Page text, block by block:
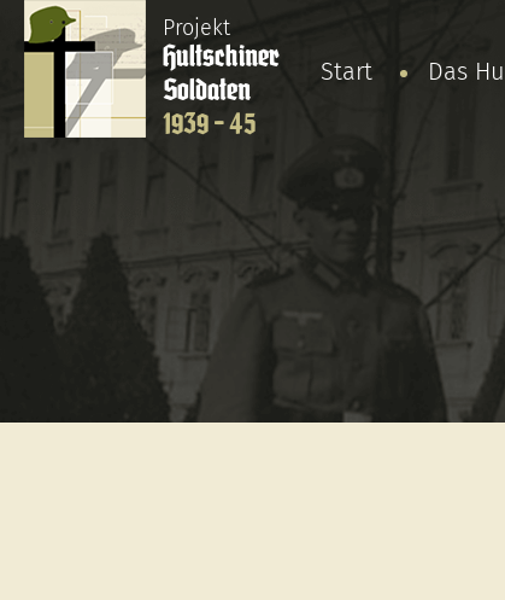
Projekt
Hultschiner
Soldaten
1939 - 45
Start Das